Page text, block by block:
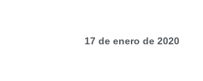
17 de enero de 2020